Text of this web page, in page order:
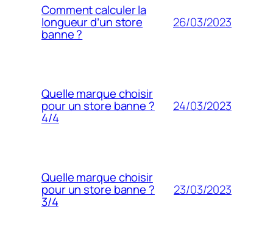
Comment calculer la
longueur d’un store
banne ?
26/03/2023
Quelle marque choisir
pour un store banne ?
4/4
24/03/2023
Quelle marque choisir
pour un store banne ?
3/4
23/03/2023